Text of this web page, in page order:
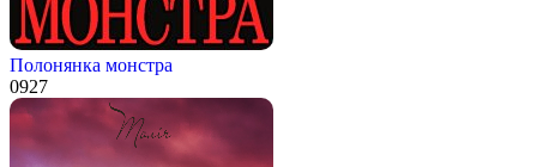
Полонянка монстра
0927